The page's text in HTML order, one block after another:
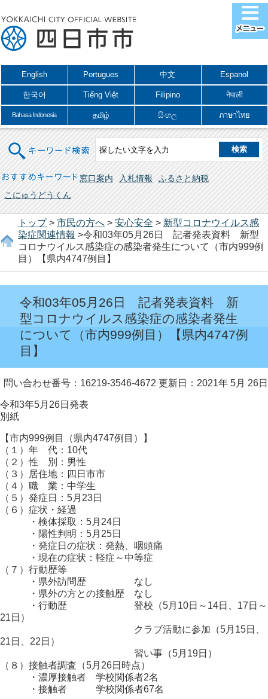
English Portugues 中文 Espanol
한국어 Tiếng Việt Filipino नेपाली
Bahasa Indonesia தமிழ் සිංහල ภาษาไทย
キーワード検索
おすすめキーワード 窓口案内 入札情報
ふるさと納税
こにゅうどうくん
トップ> 市民の方へ > 安心安全 > 新型コロナウイルス感
染症関連情報 >令和03年05月26日 記者発表資料 新型
コロナウイルス感染症の感染者発生について（市内999例
目）【県内4747例目】
令和03年05月26日 記者発表資料 新
型コロナウイルス感染症の感染者発生
について（市内999例目）【県内4747例
目】
問い合わせ番号：16219-3546-4672 更新日：2021年 5月 26日
令和3年5月26日発表
別紙
【市内999例目（県内4747例目）】
（１）年 代：10代
（２）性 別：男性
（３）居住地：四日市市
（４）職 業：中学生
（５）発症日：5月23日
（６）症状・経過
・検体採取：5月24日
・陽性判明：5月25日
・発症日の症状：発熱、咽頭痛
・現在の症状：軽症～中等症
（７）行動歴等
・県外訪問歴 なし
・県外の方との接触歴 なし
・行動歴 登校（5月10日～14日、17日～
21日）
クラブ活動に参加（5月15日、
21日、22日）
習い事（5月19日）
（８）接触者調査（5月26日時点）
・濃厚接触者 学校関係者2名
・接触者 学校関係者67名